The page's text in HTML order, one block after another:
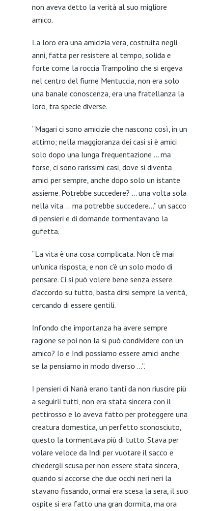
non aveva detto la verità al suo migliore
amico.
La loro era una amicizia vera, costruita negli
anni, fatta per resistere al tempo, solida e
forte come la roccia Trampolino che si ergeva
nel centro del fiume Mentuccia, non era solo
una banale conoscenza, era una fratellanza la
loro, tra specie diverse.
“Magari ci sono amicizie che nascono così, in un
attimo; nella maggioranza dei casi si è amici
solo dopo una lunga frequentazione … ma
forse, ci sono rarissimi casi, dove si diventa
amici per sempre, anche dopo solo un istante
assieme. Potrebbe succedere? … una volta sola
nella vita … ma potrebbe succedere…” un sacco
di pensieri e di domande tormentavano la
gufetta.
“La vita è una cosa complicata. Non c’è mai
un’unica risposta, e non c’è un solo modo di
pensare. Ci si può volere bene senza essere
d’accordo su tutto, basta dirsi sempre la verità,
cercando di essere gentili.
Infondo che importanza ha avere sempre
ragione se poi non la si può condividere con un
amico? Io e Indi possiamo essere amici anche
se la pensiamo in modo diverso …”.
I pensieri di Nanà erano tanti da non riuscire più
a seguirli tutti, non era stata sincera con il
pettirosso e lo aveva fatto per proteggere una
creatura domestica, un perfetto sconosciuto,
questo la tormentava più di tutto. Stava per
volare veloce da Indi per vuotare il sacco e
chiedergli scusa per non essere stata sincera,
quando si accorse che due occhi neri neri la
stavano fissando, ormai era scesa la sera, il suo
ospite si era fatto una gran dormita, ma ora